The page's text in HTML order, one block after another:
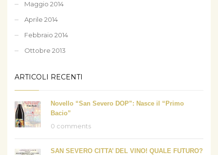
Maggio 2014
Aprile 2014
Febbraio 2014
Ottobre 2013
ARTICOLI RECENTI
Novello “San Severo DOP”: Nasce il “Primo
Bacio”
0 comments
SAN SEVERO CITTA’ DEL VINO! QUALE FUTURO?